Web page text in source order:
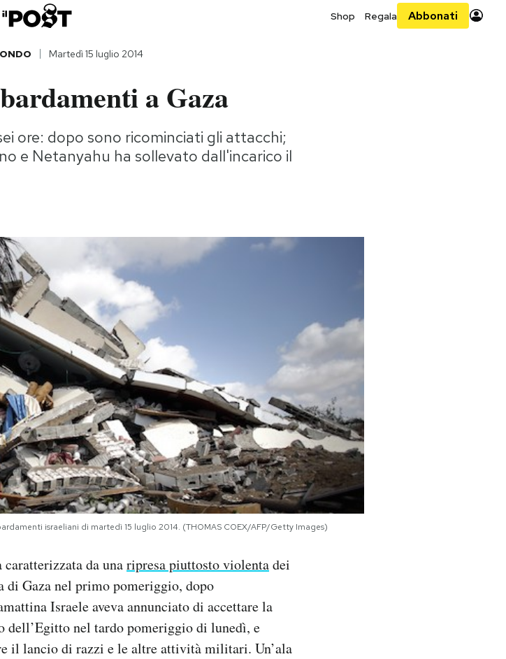
Shop Regala Abbonati
Martedì 15 luglio 2014
a Gaza
ore: dopo sono ricominciati gli attacchi;
e Netanyahu ha sollevato dall'incarico il
israeliani di martedì 15 luglio 2014. (THOMAS COEX/AFP/Getty Images)
da unaripresa piuttosto violentadei
Gaza nel primo pomeriggio, dopo
Israele aveva annunciato di accettare la
dell’Egitto nel tardo pomeriggio di lunedì, e
il lancio di razzi e le altre attività militari. Un’ala